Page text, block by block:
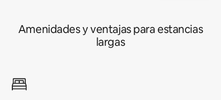
Amenidades y ventajas para estancias
largas